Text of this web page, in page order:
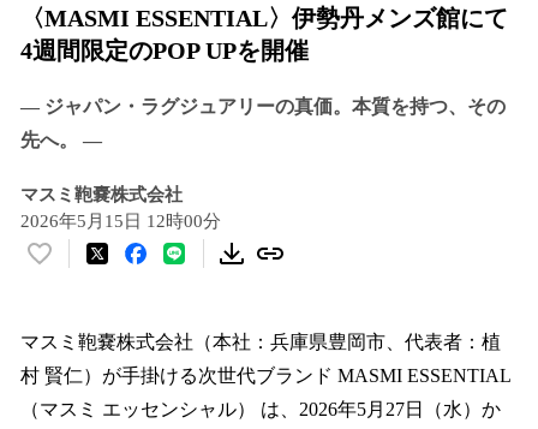
〈MASMI ESSENTIAL〉伊勢丹メンズ館にて
4週間限定のPOP UPを開催
― ジャパン・ラグジュアリーの真価。本質を持つ、その
先へ。 ―
マスミ鞄嚢株式会社
2026年5月15日 12時00分
い
！
数
を
読
マスミ鞄嚢株式会社（本社：兵庫県豊岡市、代表者：植
村 賢仁）が手掛ける次世代ブランド MASMI ESSENTIAL
（マスミ エッセンシャル） は、2026年5月27日（水）か